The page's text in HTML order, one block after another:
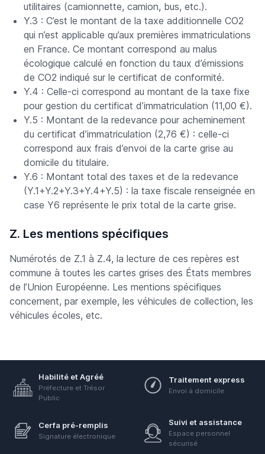
utilitaires (camionnette, camion, bus, etc.).
Y.3 : C’est le montant de la taxe additionnelle CO2
qui n’est applicable qu’aux premières immatriculations
en France. Ce montant correspond au malus
écologique calculé en fonction du taux d’émissions
de CO2 indiqué sur le certificat de conformité.
Y.4 : Celle-ci correspond au montant de la taxe fixe
pour gestion du certificat d’immatriculation (11,00 €).
Y.5 : Montant de la redevance pour acheminement
du certificat d’immatriculation (2,76 €) : celle-ci
correspond aux frais d’envoi de la carte grise au
domicile du titulaire.
Y.6 : Montant total des taxes et de la redevance
(Y.1+Y.2+Y.3+Y.4+Y.5) : la taxe fiscale renseignée en
case Y6 représente le prix total de la carte grise.
Z. Les mentions spécifiques
Numérotés de Z.1 à Z.4, la lecture de ces repères est
commune à toutes les cartes grises des États membres
de l’Union Européenne. Les mentions spécifiques
concernent, par exemple, les véhicules de collection, les
véhicules écoles, etc.
Habilité et Agréé
Préfecture et Trésor
Public
Traitement express
Envoi à domicile
Cerfa pré-remplis
Signature électronique
Suivi et assistance
Espace personnel
sécurisé